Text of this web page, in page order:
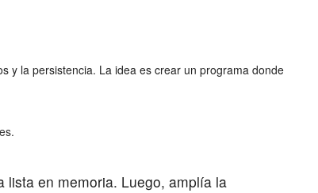
y la persistencia. La idea es crear un programa donde
lista en memoria. Luego, amplía la